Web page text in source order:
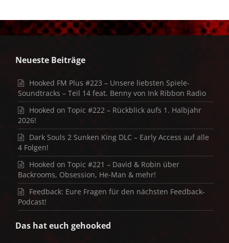
Neueste Beiträge
Hooked FM Plus #223 – Unsere liebsten Spiele-
Soundtracks – Teil 14 feat. Benny von Ink Ribbon Radio
Hooked on Topic #222 – Rückblick aufs 1. Halbjahr
2026!
Dark Souls 2 Sunken King DLC – Early Access auf alle
4 Folgen!
Hooked on Topic #221 – David & Robin über
Backrooms, Obsession, He-Man & mehr!
Feedback: Eure Fragen für den nächsten Feedback-
Podcast!
Das hat euch gehooked